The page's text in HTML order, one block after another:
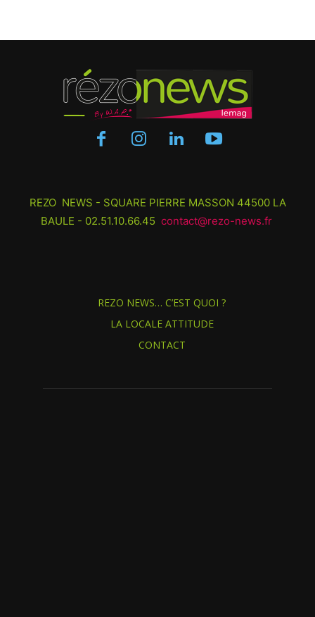
REZO NEWS - SQUARE PIERRE MASSON 44500 LA
BAULE - 02.51.10.66.45 contact@rezo-news.fr
REZO NEWS… C’EST QUOI ?
LA LOCALE ATTITUDE
CONTACT